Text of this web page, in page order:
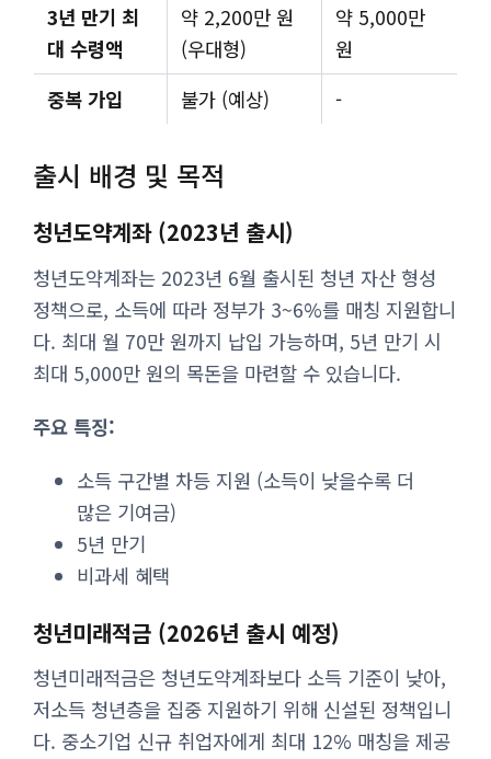
3년 만기 최
대 수령액
약 2,200만 원
(우대형)
약 5,000만
원
중복 가입
불가 (예상) -
출시 배경 및 목적
청년도약계좌 (2023년 출시)
청년도약계좌는 2023년 6월 출시된 청년 자산 형성
정책으로, 소득에 따라 정부가 3~6%를 매칭 지원합니
다. 최대 월 70만 원까지 납입 가능하며, 5년 만기 시
최대 5,000만 원의 목돈을 마련할 수 있습니다.
주요 특징:
소득 구간별 차등 지원 (소득이 낮을수록 더
많은 기여금)
5년 만기
비과세 혜택
청년미래적금 (2026년 출시 예정)
청년미래적금은 청년도약계좌보다 소득 기준이 낮아,
저소득 청년층을 집중 지원하기 위해 신설된 정책입니
다. 중소기업 신규 취업자에게 최대 12% 매칭을 제공